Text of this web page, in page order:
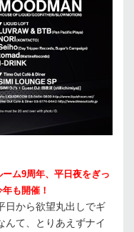
ム9周年、平日夜をぎっ
も開催！
から欲望丸出しでギ
て、とりあえずナイ